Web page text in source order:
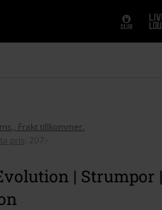
Frakt tillkommer.
pris
207:-
| Strumpor